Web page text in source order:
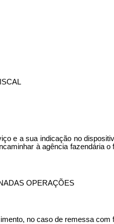
e a sua indicação no
à agência fazendária
OPERAÇÕES
no caso de remessa